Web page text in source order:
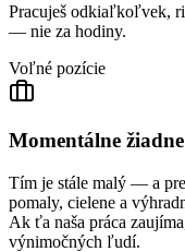
Pracuješ odkiaľkoľvek,
— nie za hodiny.
Voľné pozície
Momentálne
Tím je stále malý — a
pomaly, cielene a
Ak ťa naša práca
výnimočných ľudí.